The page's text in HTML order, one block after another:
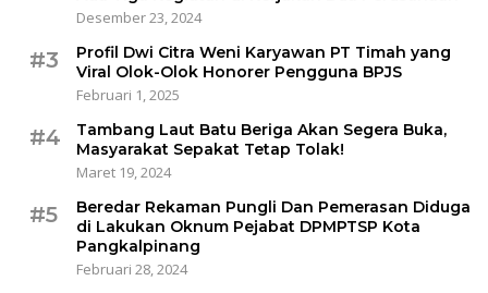
Desember 23, 2024
#3
Profil Dwi Citra Weni Karyawan PT Timah yang
Viral Olok-Olok Honorer Pengguna BPJS
Februari 1, 2025
#4
Tambang Laut Batu Beriga Akan Segera Buka,
Masyarakat Sepakat Tetap Tolak!
Maret 19, 2024
#5
Beredar Rekaman Pungli Dan Pemerasan Diduga
di Lakukan Oknum Pejabat DPMPTSP Kota
Pangkalpinang
Februari 28, 2024